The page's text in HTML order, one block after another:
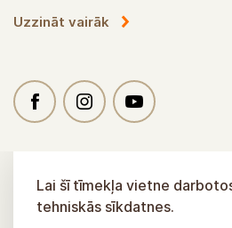
Uzzināt vairāk
Lai šī tīmekļa vietne
tehniskās sīkdatnes.